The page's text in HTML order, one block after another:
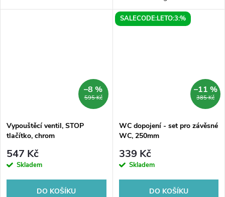
chromovém provedení! Tento
moderní a praktický produkt
595 Kč
–8 %
Vypouštěcí ventil, STOP
tlačítko, chrom
547 Kč
Skladem
DO KOŠÍKU
SALECODE:LETO:3:%
385 Kč
–11 %
WC dopojení - set pro závěsné
WC, 250mm
339 Kč
Skladem
DO KOŠÍKU